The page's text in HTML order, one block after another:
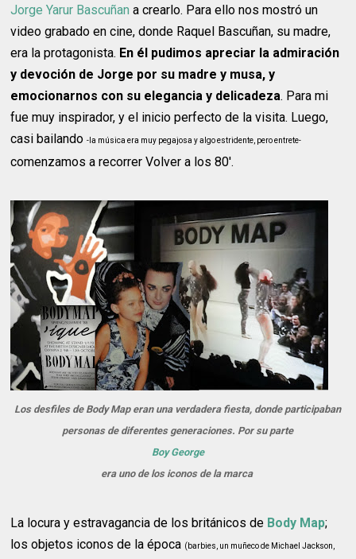
Jorge Yarur Bascuñan a crearlo. Para ello nos mostró un
video grabado en cine, donde Raquel Bascuñan, su madre,
era la protagonista. En él pudimos apreciar la admiración
y devoción de Jorge por su madre y musa, y
emocionarnos con su elegancia y delicadeza. Para mi
fue muy inspirador, y el inicio perfecto de la visita. Luego,
casi bailando-la música era muy pegajosa y algo estridente, pero entrete-
comenzamos a recorrer Volver a los 80'.
Los desfiles de Body Map eran una verdadera fiesta, donde participaban
personas de diferentes generaciones. Por su parte
Boy George
era uno de los iconos de la marca
La locura y estravagancia de los británicos de Body Map;
los objetos iconos de la época (barbies, un muñeco de Michael Jackson,